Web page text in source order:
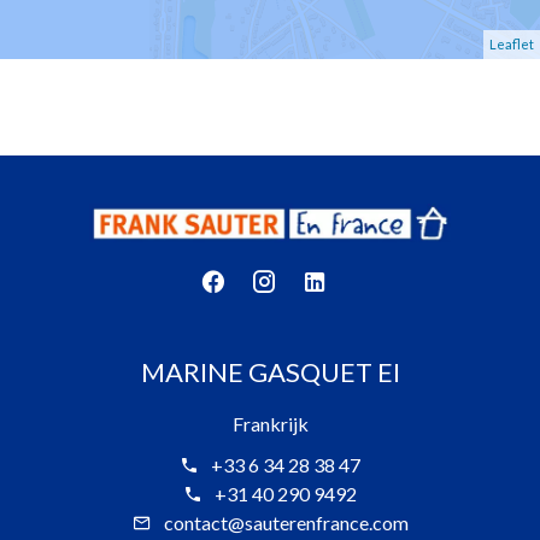
Leaflet
MARINE GASQUET EI
Frankrijk
+33 6 34 28 38 47
+31 40 290 9492
contact@sauterenfrance.com